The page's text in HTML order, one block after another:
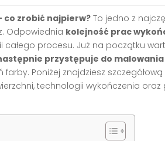
co zrobić najpierw? To jedno z
Odpowiednia kolejność prac
całego procesu. Już na początku
przystępuje do malowania
Poniżej znajdziesz
technologii wykończenia oraz